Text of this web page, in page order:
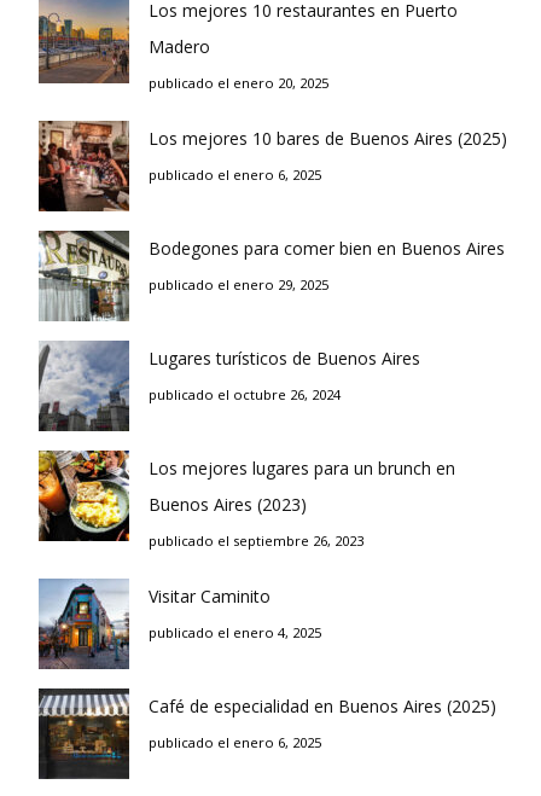
Los mejores 10 restaurantes en Puerto
Madero
publicado el enero 20, 2025
Los mejores 10 bares de Buenos Aires (2025)
publicado el enero 6, 2025
Bodegones para comer bien en Buenos Aires
publicado el enero 29, 2025
Lugares turísticos de Buenos Aires
publicado el octubre 26, 2024
Los mejores lugares para un brunch en
Buenos Aires (2023)
publicado el septiembre 26, 2023
Visitar Caminito
publicado el enero 4, 2025
Café de especialidad en Buenos Aires (2025)
publicado el enero 6, 2025